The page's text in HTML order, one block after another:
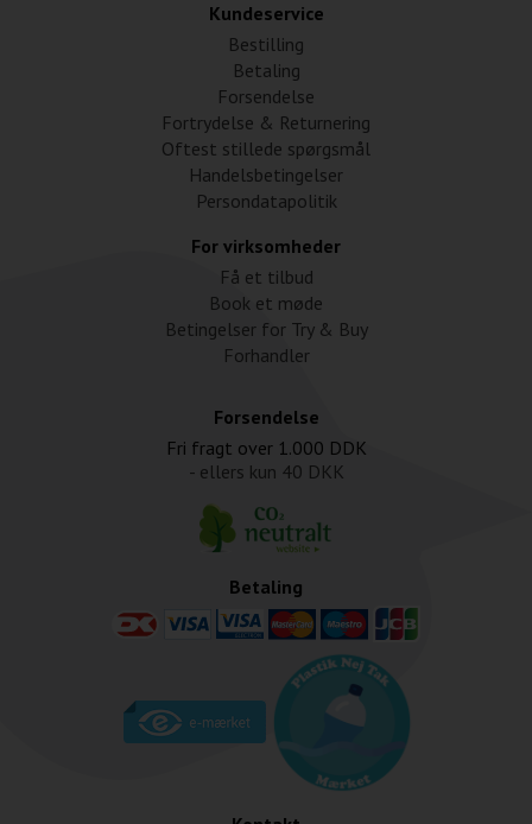
Kundeservice
Bestilling
Betaling
Forsendelse
Fortrydelse & Returnering
Oftest stillede spørgsmål
Handelsbetingelser
Persondatapolitik
For virksomheder
Få et tilbud
Book et møde
Betingelser for Try & Buy
Forhandler
Forsendelse
Fri fragt over 1.000 DDK
- ellers kun 40 DKK
Betaling